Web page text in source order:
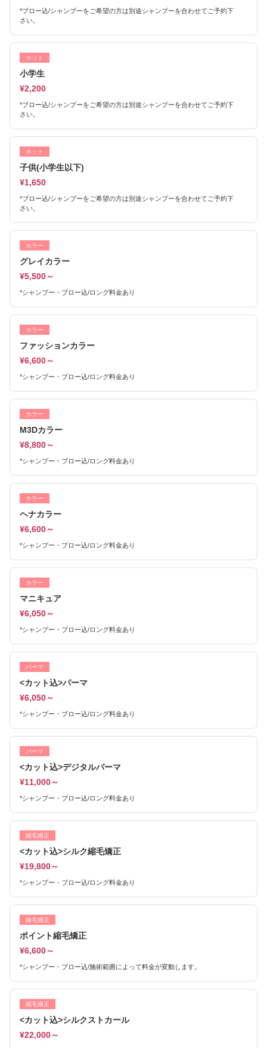
*ブロー込/シャンプーをご希望の方は別途シャンプーを合わせてご予約下
さい。
カット
小学生
¥2,200
*ブロー込/シャンプーをご希望の方は別途シャンプーを合わせてご予約下
さい。
カット
子供(小学生以下)
¥1,650
*ブロー込/シャンプーをご希望の方は別途シャンプーを合わせてご予約下
さい。
カラー
グレイカラー
¥5,500～
*シャンプー・ブロー込/ロング料金あり
カラー
ファッションカラー
¥6,600～
*シャンプー・ブロー込/ロング料金あり
カラー
M3Dカラー
¥8,800～
*シャンプー・ブロー込/ロング料金あり
カラー
ヘナカラー
¥6,600～
*シャンプー・ブロー込/ロング料金あり
カラー
マニキュア
¥6,050～
*シャンプー・ブロー込/ロング料金あり
パーマ
<カット込>パーマ
¥6,050～
*シャンプー・ブロー込/ロング料金あり
パーマ
<カット込>デジタルパーマ
¥11,000～
*シャンプー・ブロー込/ロング料金あり
縮毛矯正
<カット込>シルク縮毛矯正
¥19,800～
*シャンプー・ブロー込/ロング料金あり
縮毛矯正
ポイント縮毛矯正
¥6,600～
*シャンプー・ブロー込/施術範囲によって料金が変動します。
縮毛矯正
<カット込>シルクストカール
¥22,000～